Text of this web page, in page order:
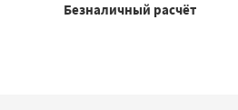
Безналичный расчёт